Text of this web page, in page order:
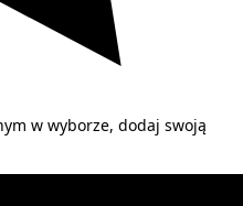
w wyborze, dodaj swoją